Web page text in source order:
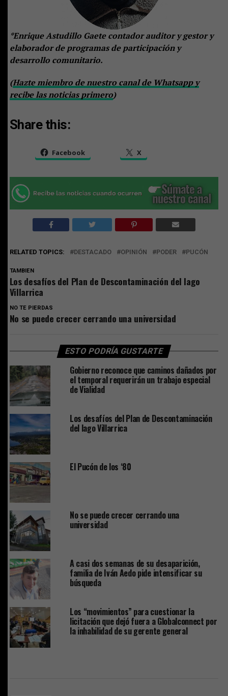
*Enrique Astudillo Gaete contador auditor y gestor y
elaborador de programas de participación y
desarrollo comunitario.
(Hazte miembro de nuestro canal de Whatsapp y
recibe las noticias primero)
Share this:
Facebook X
RELATED TOPICS: DESTACADO OPINIÓN PODER PUCÓN
TAMBIEN
Los desafíos del Plan de Descontaminación del lago
Villarrica
NO TE PIERDAS
No se puede crecer cerrando una universidad
ESTO PODRÍA GUSTARTE
Gobierno reconoce que caminos dañados por
el temporal requerirán un trabajo especial
de Vialidad
Los desafíos del Plan de Descontaminación
del lago Villarrica
El Pucón de los ‘80
No se puede crecer cerrando una
universidad
A casi dos semanas de su desaparición,
familia de Iván Aedo pide intensificar su
búsqueda
Los “movimientos” para cuestionar la
licitación que dejó fuera a Globalconnect por
la inhabilidad de su gerente general